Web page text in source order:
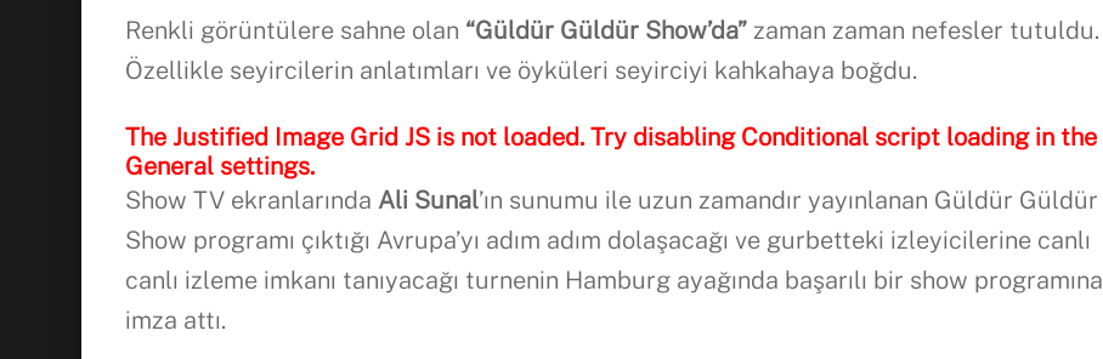
Renkli görüntülere sahne olan “Güldür Güldür Show’da” zaman zaman nefesler tutuldu.
Özellikle seyircilerin anlatımları ve öyküleri seyirciyi kahkahaya boğdu.
The Justified Image Grid JS is not loaded. Try disabling Conditional script loading in the
General settings.
Show TV ekranlarında Ali Sunal’ın sunumu ile uzun zamandır yayınlanan Güldür Güldür
Show programı çıktığı Avrupa’yı adım adım dolaşacağı ve gurbetteki izleyicilerine canlı
canlı izleme imkanı tanıyacağı turnenin Hamburg ayağında başarılı bir show programına
imza attı.